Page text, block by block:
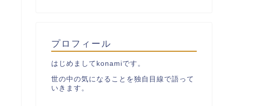
プロフィール
はじめましてkonamiです。
世の中の気になることを独自目線で語って
いきます。